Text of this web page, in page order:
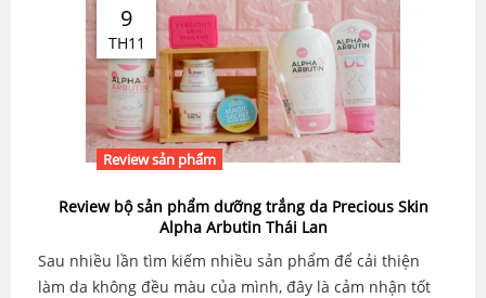
9
TH11
Review sản phẩm
Review bộ sản phẩm dưỡng trắng da Precious Skin
Alpha Arbutin Thái Lan
Sau nhiều lần tìm kiếm nhiều sản phẩm để cải thiện
làm da không đều màu của mình, đây là cảm nhận tốt